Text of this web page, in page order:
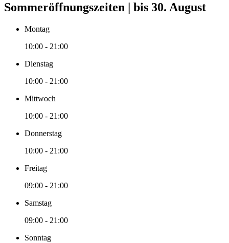
Sommeröffnungszeiten | bis 30. August
Montag
10:00 - 21:00
Dienstag
10:00 - 21:00
Mittwoch
10:00 - 21:00
Donnerstag
10:00 - 21:00
Freitag
09:00 - 21:00
Samstag
09:00 - 21:00
Sonntag